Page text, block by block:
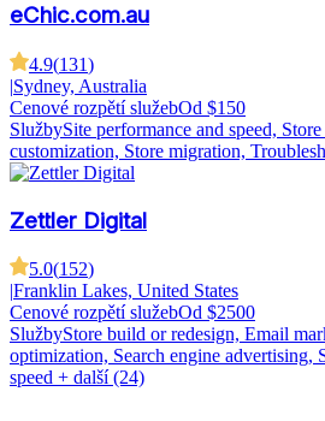
eChic.com.au
4.9(131)
|Sydney, Australia
Cenové rozpětí služebOd $150
SlužbySite performance and speed,
customization, Store migration,
Zettler Digital
5.0(152)
|Franklin Lakes, United States
Cenové rozpětí služebOd $2500
SlužbyStore build or redesign, Email
optimization, Search engine advertising,
speed + další (24)